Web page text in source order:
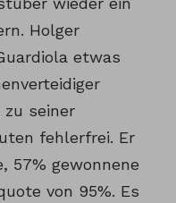
Holger
etwas
seiner
fehlerfrei. Er
57% gewonnene
von 95%. Es